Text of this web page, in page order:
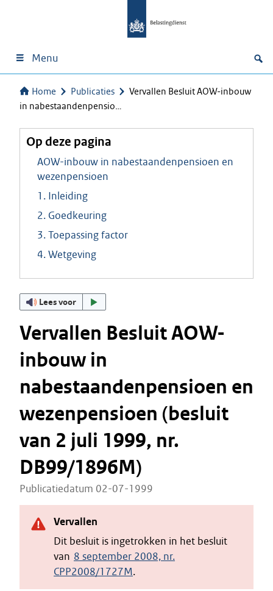
Menu
Home Publicaties
Vervallen Besluit AOW-inbouw
in nabestaandenpensio…
Op deze pagina
AOW-inbouw in nabestaandenpensioen en
wezenpensioen
1. Inleiding
2. Goedkeuring
3. Toepassing factor
4. Wetgeving
Lees voor
Vervallen Besluit AOW-
inbouw in
nabestaandenpensioen en
wezenpensioen (besluit
van 2 juli 1999, nr.
DB99/1896M)
Publicatiedatum 02-07-1999
Vervallen
Dit besluit is ingetrokken in het besluit
van 8 september 2008, nr.
CPP2008/1727M.